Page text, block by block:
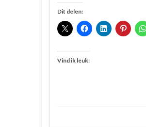
Dit delen:
Vind ik leuk: